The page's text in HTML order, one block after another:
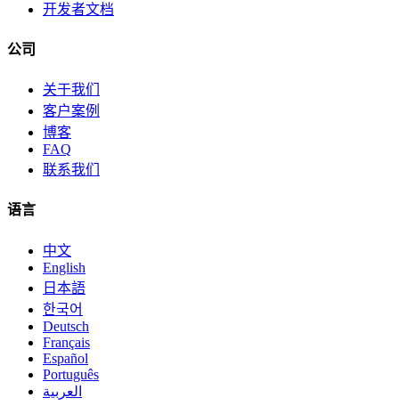
开发者文档
公司
关于我们
客户案例
博客
FAQ
联系我们
语言
中文
English
日本語
한국어
Deutsch
Français
Español
Português
العربية